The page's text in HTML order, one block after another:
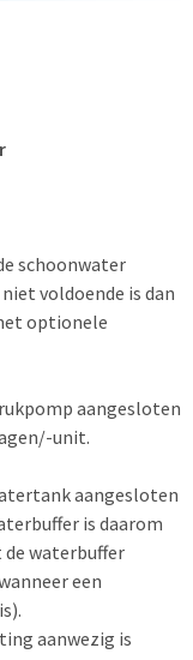
schoonwater
voldoende is dan
optionele
aangesloten
unit.
aangesloten
is daarom
waterbuffer
een
aanwezig is